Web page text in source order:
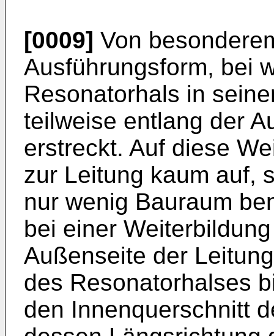
[0009] Von
Ausführungsform, bei
Resonatorhals in
teilweise entlang der
erstreckt. Auf diese
zur Leitung kaum auf,
nur wenig Bauraum
bei einer
Außenseite der
des Resonatorhalses
den Innenquerschnitt